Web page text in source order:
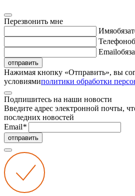
Перезвонить мне
Имя
Телефон
Email
отправить
Нажимая кнопку «Отправить», вы
условиямиполитики обработки
Подпишитесь на наши новости
Введите адрес электронной почты,
последних новостей
Email*
отправить